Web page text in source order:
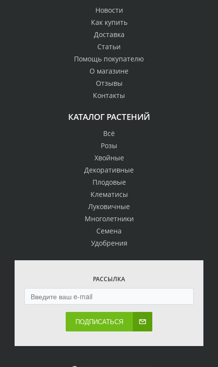
Новости
Как купить
Доставка
Статьи
Помощь покупателю
О магазине
Отзывы
Контакты
КАТАЛОГ РАСТЕНИЙ
Всё
Розы
Хвойные
Декоративные
Плодовые
Клематисы
Луковичные
Многолетники
Семена
Удобрения
РАССЫЛКА
ПОДПИСАТЬСЯ